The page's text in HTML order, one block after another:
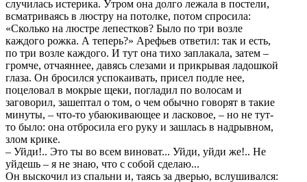
случилась истерика. Утром она долго лежала в постели,
всматриваясь в люстру на потолке, потом спросила:
«Сколько на люстре лепестков? Было по три возле
каждого рожка. А теперь?» Арефьев ответил: так и есть,
по три возле каждого. И тут она тихо заплакала, затем –
громче, отчаяннее, давясь слезами и прикрывая ладошкой
глаза. Он бросился успокаивать, присел подле нее,
поцеловал в мокрые щеки, погладил по волосам и
заговорил, зашептал о том, о чем обычно говорят в такие
минуты, – что-то убаюкивающее и ласковое, – но не тут-
то было: она отбросила его руку и зашлась в надрывном,
злом крике.
– Уйди!.. Это ты во всем виноват... Уйди, уйди же!.. Не
уйдешь – я не знаю, что с собой сделаю...
Он выскочил из спальни и, таясь за дверью, вслушивался: